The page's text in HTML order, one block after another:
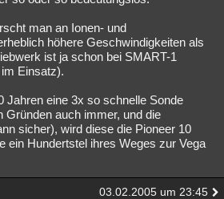
man an Ionen- und
höhere Geschwindigkeiten als
ist ja schon bei SMART-1
Einsatz).
Jahren eine 3x so schnelle Sonde
Gründen auch immer, und die
sicher), wird diese die Pioneer 10
ein Hundertstel ihres Weges zur Vega
03.02.2005 um 23:45